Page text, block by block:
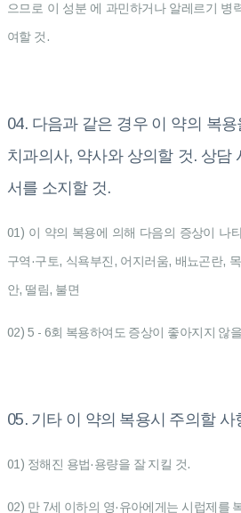
으므로 이 성분 에 과민하거나 알레르기 병
여할 것.
04. 다음과 같은 경우 이 약의 복
치과의사, 약사와 상의할 것. 상담
서를 소지할 것.
01) 이 약의 복용에 의해 다음의 증상이 나
구역·구토, 식욕부진, 어지러움, 배뇨곤란,
안, 떨림, 불면
02) 5 - 6회 복용하여도 증상이 좋아지지 않
05. 기타 이 약의 복용시 주의할 사
01) 정해진 용법·용량을 잘 지킬 것.
02) 만 7세 이하의 영·유아에게는 시럽제를